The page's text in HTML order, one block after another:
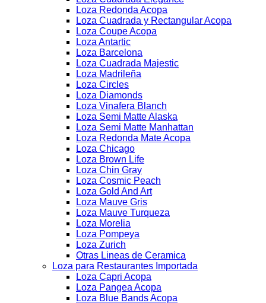
Loza Redonda Acopa
Loza Cuadrada y Rectangular Acopa
Loza Coupe Acopa
Loza Antartic
Loza Barcelona
Loza Cuadrada Majestic
Loza Madrileña
Loza Circles
Loza Diamonds
Loza Vinafera Blanch
Loza Semi Matte Alaska
Loza Semi Matte Manhattan
Loza Redonda Mate Acopa
Loza Chicago
Loza Brown Life
Loza Chin Gray
Loza Cosmic Peach
Loza Gold And Art
Loza Mauve Gris
Loza Mauve Turqueza
Loza Morelia
Loza Pompeya
Loza Zurich
Otras Lineas de Ceramica
Loza para Restaurantes Importada
Loza Capri Acopa
Loza Pangea Acopa
Loza Blue Bands Acopa